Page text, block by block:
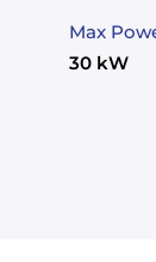
Max
30 kW